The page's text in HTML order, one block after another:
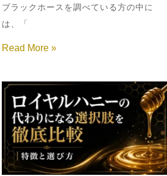
ブラックホースを調べている方の中に
は、「
Read More »